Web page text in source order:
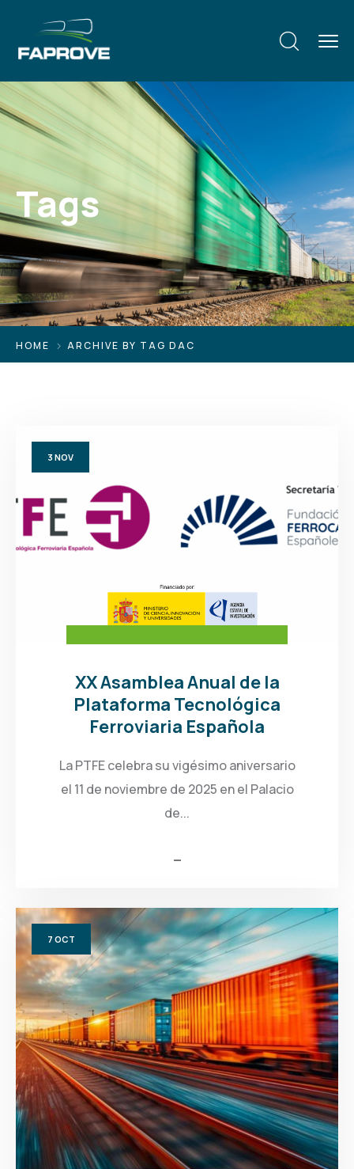
Tags
HOME ARCHIVE BY TAG DAC
3NOV
XX Asamblea Anual de la
Plataforma Tecnológica
Ferroviaria Española
La PTFE celebra su vigésimo aniversario
el 11 de noviembre de 2025 en el Palacio
de...
7 OCT